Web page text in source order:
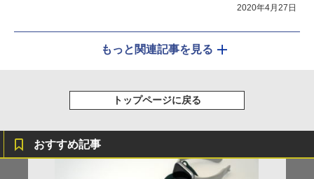
2020年4月27日
もっと関連記事を見る
トップページに戻る
おすすめ記事